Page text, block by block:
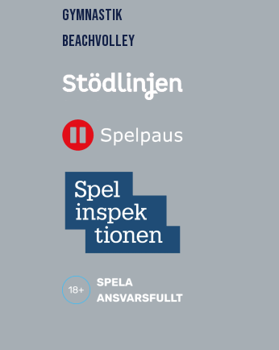
GYMNASTIK
BEACHVOLLEY